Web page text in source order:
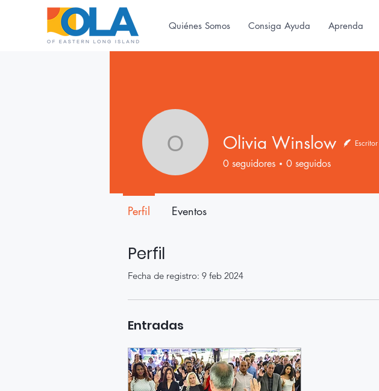
Quiénes Somos Consiga Ayuda Aprenda
Perfil
Fecha de registro: 9 feb 2024
Entradas
Olivia Winslow
Olivia Winslow Escritor
0 seguidores 0 seguidos
Perfil Eventos